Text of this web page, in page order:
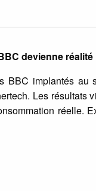
devienne réalité
BBC implantés au
Les résultats
réelle.